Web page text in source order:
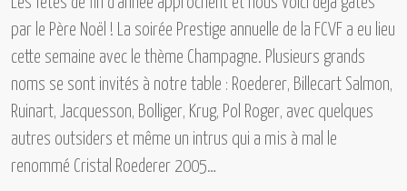
par le Père Noël ! La soirée Prestige annuelle de la FCVF a eu lieu
cette semaine avec le thème Champagne. Plusieurs grands
noms se sont invités à notre table : Roederer, Billecart Salmon,
Ruinart, Jacquesson, Bolliger, Krug, Pol Roger, avec quelques
autres outsiders et même un intrus qui a mis à mal le
renommé Cristal Roederer 2005…